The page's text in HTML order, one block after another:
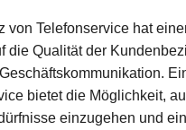
von Telefonservice hat
die Qualität der
bietet die Möglichkeit,
einzugehen und